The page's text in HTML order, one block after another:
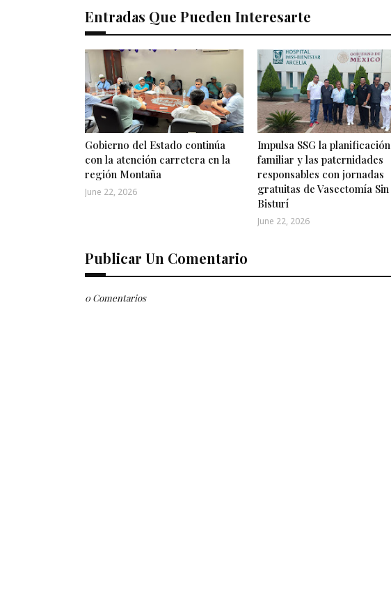
Entradas Que Pueden Interesarte
Gobierno del Estado continúa
con la atención carretera en la
región Montaña
June 22, 2026
Impulsa SSG la planificación
familiar y las paternidades
responsables con jornadas
gratuitas de Vasectomía Sin
Bisturí
June 22, 2026
Publicar Un Comentario
0 Comentarios